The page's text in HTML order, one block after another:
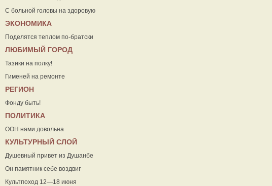
С больной головы на здоровую
ЭКОНОМИКА
Поделятся теплом по-братски
ЛЮБИМЫЙ ГОРОД
Тазики на полку!
Гименей на ремонте
РЕГИОН
Фонду быть!
ПОЛИТИКА
ООН нами довольна
КУЛЬТУРНЫЙ СЛОЙ
Душевный привет из Душанбе
Он памятник себе воздвиг
Культпоход 12—18 июня